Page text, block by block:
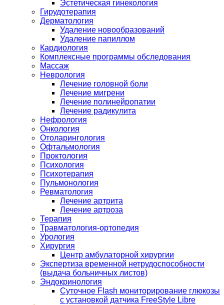
Эстетическая гинекология
Гирудотерапия
Дерматология
Удаление новообразований
Удаление папиллом
Кардиология
Комплексные программы обследования
Массаж
Неврология
Лечение головной боли
Лечение мигрени
Лечение полинейропатии
Лечение радикулита
Нефрология
Онкология
Отоларингология
Офтальмология
Проктология
Психология
Психотерапия
Пульмонология
Ревматология
Лечение артрита
Лечение артроза
Терапия
Травматология-ортопедия
Урология
Хирургия
Центр амбулаторной хирургии
Экспертиза временной нетрудоспособности
(выдача больничных листов)
Эндокринология
Суточное Flash мониторирование глюкозы
с установкой датчика FreeStyle Libre